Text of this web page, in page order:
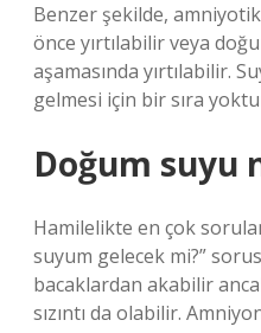
Benzer şekilde,
önce yırtılabilir veya
aşamasında yırtılabilir.
gelmesi için bir sıra
Doğum suyu
Hamilelikte en çok
suyum gelecek mi?”
bacaklardan akabilir
sızıntı da olabilir.